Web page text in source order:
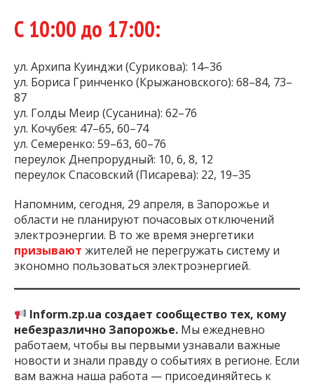
С 10:00 до 17:00:
ул. Архипа Куинджи (Сурикова): 14–36
ул. Бориса Гринченко (Крыжановского): 68–84, 73–
87
ул. Голды Меир (Сусанина): 62–76
ул. Кочубея: 47–65, 60–74
ул. Семеренко: 59–63, 60–76
переулок Днепрорудный: 10, 6, 8, 12
переулок Спасовский (Писарева): 22, 19–35
Напомним, сегодня, 29 апреля, в Запорожье и
области не планируют почасовых отключений
электроэнергии. В то же время энергетики
призывают жителей не перегружать систему и
экономно пользоваться электроэнергией.
Inform.zp.ua создает сообщество тех, кому
небезразлично Запорожье. Мы ежедневно
работаем, чтобы вы первыми узнавали важные
новости и знали правду о событиях в регионе. Если
вам важна наша работа — присоединяйтесь к